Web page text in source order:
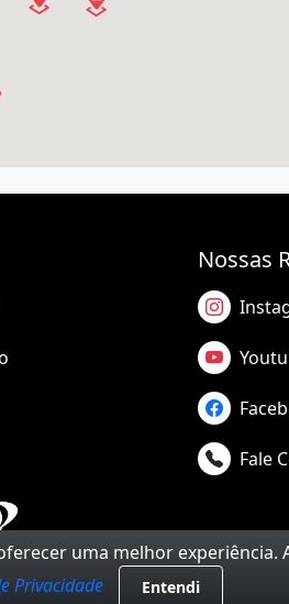
uma melhor experiência.
Privacidade Entendi
Nossas
Fale